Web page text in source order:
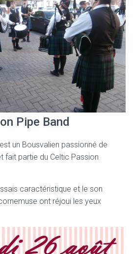
Pipe Band
un Bousvalien passionné de
fait partie du Celtic Passion
caractéristique et le son
ont réjoui les yeux